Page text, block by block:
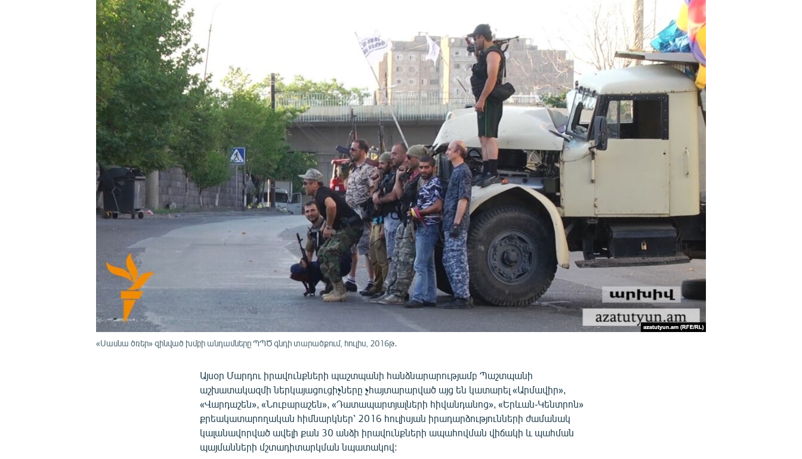
ՄԵԿՆԱԲԱՆՈՒԹՅՈՒՆ
ՁԳՏԵԼՈՎ ԼԱՎԱԳՈՒՅՆԻՆ
«Սասնա ծռեր» զինված խմբի անդամները ՊՊԾ գնդի տարածքում, հուլիս, 2016թ․
Այսօր Մարդու իրավունքների պաշտպանի հանձնարարությամբ Պաշտպանի
աշխատակազմի ներկայացուցիչները չհայտարարված այց են կատարել «Արմավիր»,
«Վարդաշեն», «Նուբարաշեն», «Դատապարտյալների հիվանդանոց», «Երևան-Կենտրոն»
քրեակատարողական հիմնարկներ՝ 2016 հուլիսյան իրադարձությունների ժամանակ
կալանավորված ավելի քան 30 անձի իրավունքների ապահովման վիճակի և պահման
պայմանների մշտադիտարկման նպատակով: